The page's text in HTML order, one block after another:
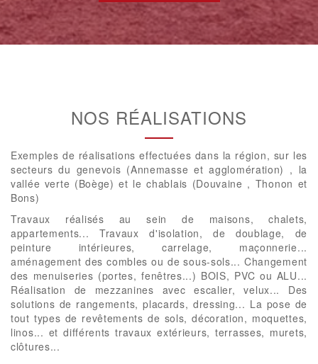
NOS RÉALISATIONS
Exemples de réalisations effectuées dans la région, sur les
secteurs du genevois (Annemasse et agglomération) , la
vallée verte (Boège) et le chablais (Douvaine , Thonon et
Bons)
Travaux réalisés au sein de maisons, chalets,
appartements... Travaux d'isolation, de doublage, de
peinture intérieures, carrelage, maçonnerie...
aménagement des combles ou de sous-sols... Changement
des menuiseries (portes, fenêtres...) BOIS, PVC ou ALU...
Réalisation de mezzanines avec escalier, velux... Des
solutions de rangements, placards, dressing... La pose de
tout types de revêtements de sols, décoration, moquettes,
linos... et différents travaux extérieurs, terrasses, murets,
clôtures...